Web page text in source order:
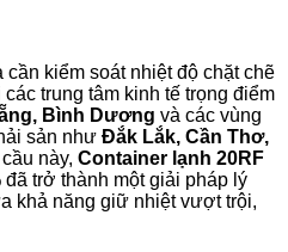
kiểm soát nhiệt độ chặt chẽ
trung tâm kinh tế trọng điểm
Bình Dương và các vùng
sản như Đắk Lắk, Cần Thơ,
này, Container lạnh 20RF
đã trở thành một giải pháp lý
khả năng giữ nhiệt vượt trội,